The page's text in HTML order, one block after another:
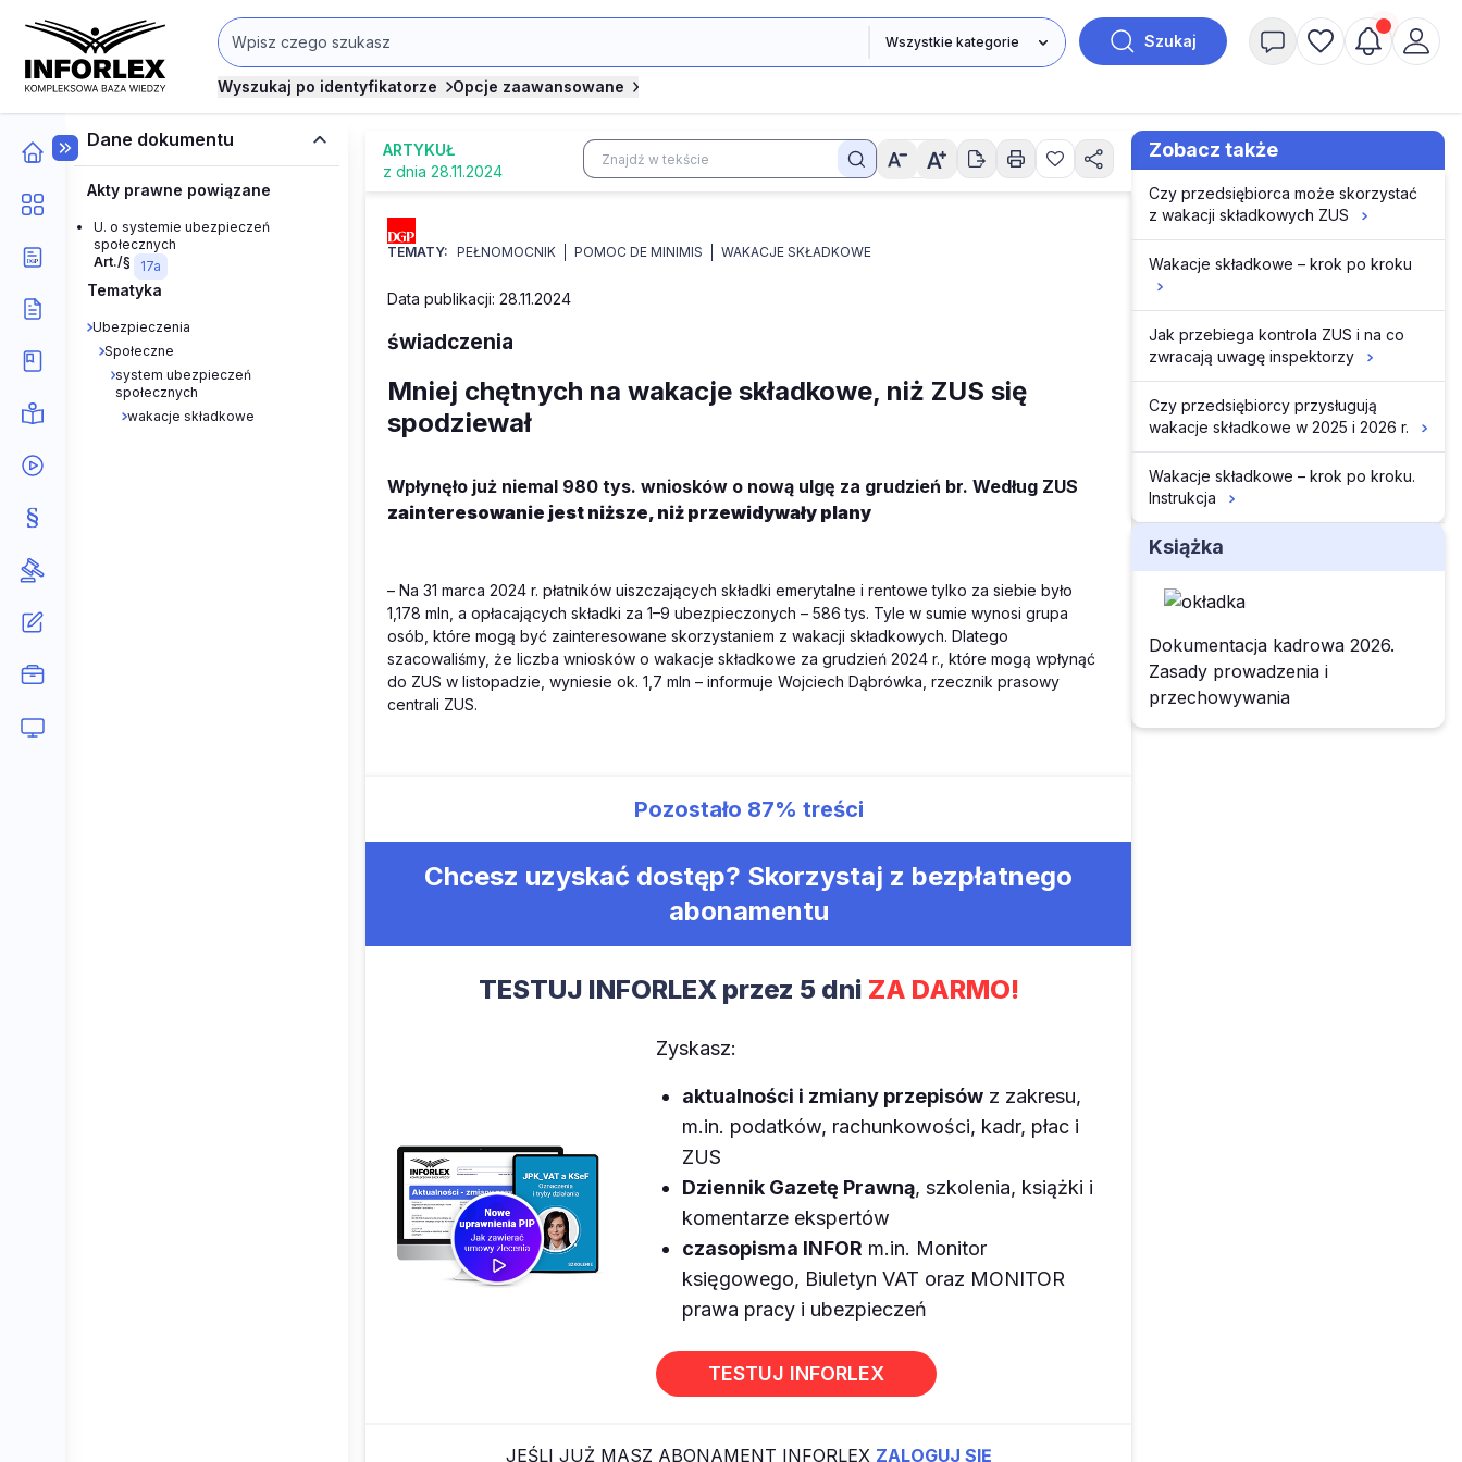
Szukaj
Wyszukaj po identyfikatorze Opcje zaawansowane
Dane dokumentu
Akty prawne powiązane
U. o systemie ubezpieczeń
społecznych
Art./§
17a
Tematyka
Ubezpieczenia
Społeczne
system ubezpieczeń
społecznych
wakacje składkowe
ARTYKUŁ
z dnia 28.11.2024
TEMATY: PEŁNOMOCNIK POMOC DE MINIMIS WAKACJE SKŁADKOWE
Data publikacji: 28.11.2024
świadczenia
Mniej chętnych na wakacje składkowe, niż ZUS się
spodziewał
Wpłynęło już niemal 980 tys. wniosków o nową ulgę za grudzień br. Według ZUS
zainteresowanie jest niższe, niż przewidywały plany
– Na 31 marca 2024 r. płatników uiszczających składki emerytalne i rentowe tylko za siebie było
1,178 mln, a opłacających składki za 1–9 ubezpieczonych – 586 tys. Tyle w sumie wynosi grupa
osób, które mogą być zainteresowane skorzystaniem z wakacji składkowych. Dlatego
szacowaliśmy, że liczba wniosków o wakacje składkowe za grudzień 2024 r., które mogą wpłynąć
do ZUS w listopadzie, wyniesie ok. 1,7 mln – informuje Wojciech Dąbrówka, rzecznik prasowy
centrali ZUS.
Pozostało 87% treści
Chcesz uzyskać dostęp? Skorzystaj z bezpłatnego
abonamentu
TESTUJ INFORLEX przez 5 dni ZA DARMO!
Zyskasz:
aktualności i zmiany przepisówz zakresu,
m.in. podatków, rachunkowości, kadr, płac i
ZUS
Dziennik Gazetę Prawną, szkolenia, książki i
komentarze ekspertów
czasopisma INFOR m.in. Monitor
księgowego, Biuletyn VAT oraz MONITOR
prawa pracy i ubezpieczeń
TESTUJ INFORLEX
JEŚLI JUŻ MASZ ABONAMENT INFORLEX ZALOGUJ SIĘ
Zobacz także
Czy przedsiębiorca może skorzystać
z wakacji składkowych ZUS
Wakacje składkowe – krok po kroku
Jak przebiega kontrola ZUS i na co
zwracają uwagę inspektorzy
Czy przedsiębiorcy przysługują
wakacje składkowe w 2025 i 2026 r.
Wakacje składkowe – krok po kroku.
Instrukcja
Książka
Dokumentacja kadrowa 2026.
Zasady prowadzenia i
przechowywania